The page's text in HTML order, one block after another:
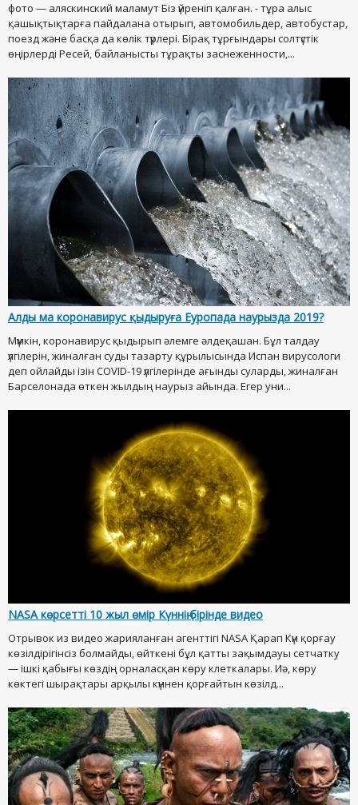
фото — аляскинский маламут Біз үйреніп қалған. - тұра алыс
қашықтықтарға пайдалана отырып, автомобильдер, автобустар,
поезд және басқа да көлік түрлері. Бірақ тұрғындары солтүстік
өңірлерді Ресей, байланысты тұрақты заснеженности,...
Алды ма коронавирус қыдыруға Еуропада наурызда 2019?
Мүмкін, коронавирус қыдырып әлемге әлдеқашан. Бұл талдау
үлгілерін, жиналған суды тазарту құрылысында Испан вирусологи
деп ойлайды ізін COVID-19 үлгілерінде ағынды суларды, жиналған
Барселонада өткен жылдың наурыз айында. Егер уни...
NASA көрсетті 10 жыл өмір Күннің бірінде видео
Отрывок из видео жарияланған агенттігі NASA Қарап Күн қорғау
көзілдірігінсіз болмайды, өйткені бұл қатты зақымдауы сетчатку
— ішкі қабығы көздің орналасқан көру клеткалары. Иә, көру
көктегі шырақтары арқылы күннен қорғайтын көзілд...